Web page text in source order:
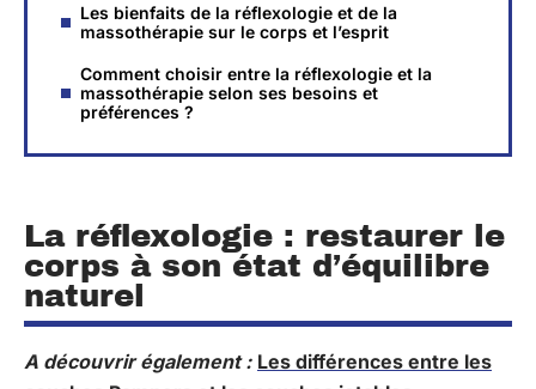
Les bienfaits de la réflexologie et de la
massothérapie sur le corps et l’esprit
Comment choisir entre la réflexologie et la
massothérapie selon ses besoins et
préférences ?
La réflexologie : restaurer le
corps à son état d’équilibre
naturel
A découvrir également : Les différences entre les